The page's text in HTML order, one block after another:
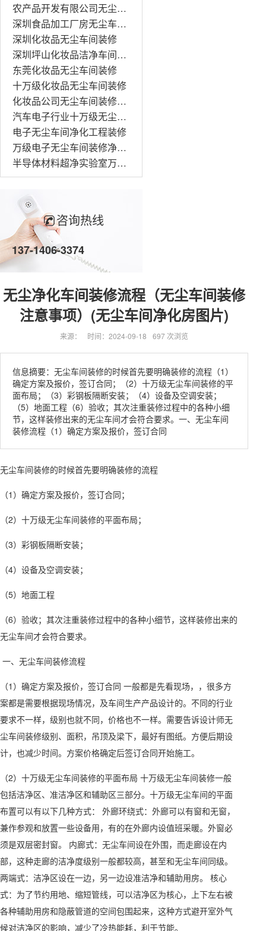
农产品开发有限公司无尘车间装修
深圳食品加工厂房无尘车间装修工程
深圳化妆品无尘车间装修
深圳坪山化妆品洁净车间装修
东莞化妆品无尘车间装修
十万级化妆品无尘车间装修
化妆品公司无尘车间装修工程
汽车电子行业十万级无尘车间装修
电子无尘车间净化工程装修
万级电子无尘车间装修净化工程
半导体材料超净实验室万级无尘车间装修
咨询热线
137-1406-3374
无尘净化车间装修流程（无尘车间装修
注意事项）(无尘车间净化房图片)
来源： 时间：2024-09-18 697 次浏览
信息摘要：无尘车间装修的时候首先要明确装修的流程（1）
确定方案及报价，签订合同；（2）十万级无尘车间装修的平
面布局；（3）彩钢板隔断安装；（4）设备及空调安装；
（5）地面工程（6）验收；其次注重装修过程中的各种小细
节，这样装修出来的无尘车间才会符合要求。一、无尘车间
装修流程（1）确定方案及报价，签订合同
无尘车间装修的时候首先要明确装修的流程
（1）确定方案及报价，签订合同；
（2）十万级无尘车间装修的平面布局；
（3）彩钢板隔断安装；
（4）设备及空调安装；
（5）地面工程
（6）验收；其次注重装修过程中的各种小细节，这样装修出来的
无尘车间才会符合要求。
一、无尘车间装修流程
（1）确定方案及报价，签订合同 一般都是先看现场，，很多方
案都是需要根据现场情况，及车间生产产品设计的。不同的行业
要求不一样，级别也就不同，价格也不一样。需要告诉设计师无
尘车间装修级别、面积，吊顶及梁下，最好有图纸。方便后期设
计，也减少时间。方案价格确定后签订合同开始施工。
（2）十万级无尘车间装修的平面布局 十万级无尘车间装修一般
包括洁净区、准洁净区和辅助区三部分。十万级无尘车间的平面
布置可以有以下几种方式： 外廊环绕式：外廊可以有窗和无窗，
兼作参观和放置一些设备用，有的在外廊内设值班采暖。外窗必
须是双层密封窗。 内廊式：无尘车间设在外围，而走廊设在内
部，这种走廊的洁净度级别一般都较高，甚至和无尘车间同级。
两端式：洁净区设在一边，另一边设准洁净和辅助用房。 核心
式：为了节约用地、缩短管线，可以洁净区为核心，上下左右被
各种辅助用房和隐蔽管道的空间包围起来，这种方式避开室外气
候对洁净区的影响，减少了冷热能耗，利于节能。